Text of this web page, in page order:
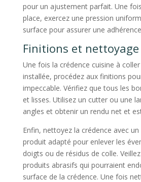
pour un ajustement parfait. Une
place, exercez une pression
surface pour assurer une
Finitions et nettoyage
Une fois la crédence cuisine à
installée, procédez aux finitions
impeccable. Vérifiez que tous les
et lisses. Utilisez un cutter ou une
angles et obtenir un rendu net et
Enfin, nettoyez la crédence avec
produit adapté pour enlever les
doigts ou de résidus de colle.
produits abrasifs qui pourraient
surface de la crédence. Une fois